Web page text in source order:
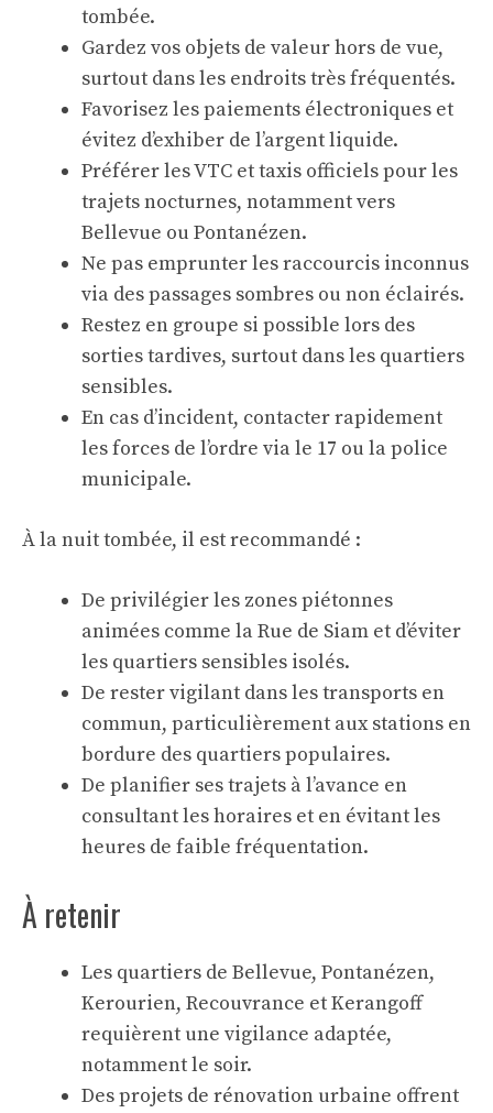
tombée.
Gardez vos objets de valeur hors de vue,
surtout dans les endroits très fréquentés.
Favorisez les paiements électroniques et
évitez d’exhiber de l’argent liquide.
Préférer les VTC et taxis officiels pour les
trajets nocturnes, notamment vers
Bellevue ou Pontanézen.
Ne pas emprunter les raccourcis inconnus
via des passages sombres ou non éclairés.
Restez en groupe si possible lors des
sorties tardives, surtout dans les quartiers
sensibles.
En cas d’incident, contacter rapidement
les forces de l’ordre via le 17 ou la police
municipale.
À la nuit tombée, il est recommandé :
De privilégier les zones piétonnes
animées comme la Rue de Siam et d’éviter
les quartiers sensibles isolés.
De rester vigilant dans les transports en
commun, particulièrement aux stations en
bordure des quartiers populaires.
De planifier ses trajets à l’avance en
consultant les horaires et en évitant les
heures de faible fréquentation.
À retenir
Les quartiers de Bellevue, Pontanézen,
Kerourien, Recouvrance et Kerangoff
requièrent une vigilance adaptée,
notamment le soir.
Des projets de rénovation urbaine offrent